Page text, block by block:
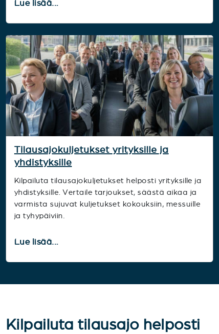
Lue lisää...
Tilausajokuljetukset yrityksille ja
yhdistyksille
Kilpailuta tilausajokuljetukset helposti yrityksille ja
yhdistyksille. Vertaile tarjoukset, säästä aikaa ja
varmista sujuvat kuljetukset kokouksiin, messuille
ja tyhypäiviin.
Lue lisää...
Kilpailuta tilausajo helposti